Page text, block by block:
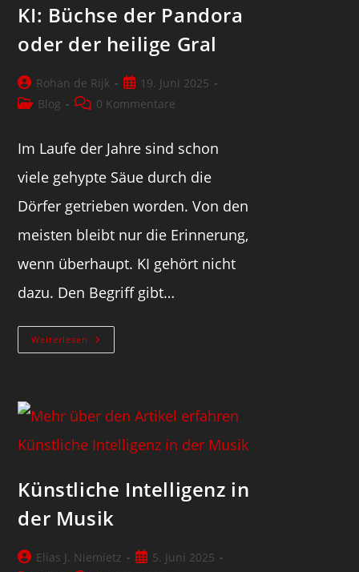
KI: Büchse der Pandora
oder der heilige Gral
Rohan de Rijk
19. Juni 2025
Blog
0 Kommentare
Im Laufe der Jahre sind schon
viele gehypte Säue durch die
Dörfer getrieben worden. Von den
meisten bleibt nur die Erinnerung,
wenn überhaupt. KI gehört nicht
dazu. Den Begriff gibt…
Weiterlesen
Künstliche Intelligenz in
der Musik
Elias J. Niemietz
5. Juni 2025